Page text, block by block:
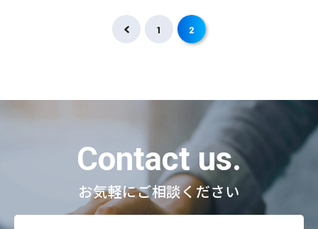
1 2
Contact us.
お気軽にご相談ください